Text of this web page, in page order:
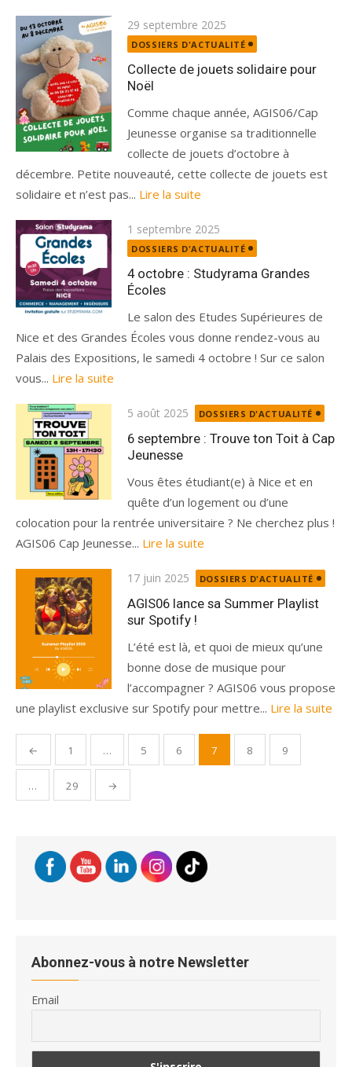
Publié
le
29 septembre 2025
DOSSIERS D'ACTUALITÉ
Collecte de jouets solidaire pour
Noël
Comme chaque année, AGIS06/Cap
Jeunesse organise sa traditionnelle
collecte de jouets d’octobre à
décembre. Petite nouveauté, cette collecte de jouets est
solidaire et n’est pas... Lire la suite
Publié
le
1 septembre 2025
DOSSIERS D'ACTUALITÉ
4 octobre : Studyrama Grandes
Écoles
Le salon des Etudes Supérieures de
Nice et des Grandes Écoles vous donne rendez-vous au
Palais des Expositions, le samedi 4 octobre ! Sur ce salon
vous... Lire la suite
Publié
le
5 août 2025 DOSSIERS D'ACTUALITÉ
6 septembre : Trouve ton Toit à Cap
Jeunesse
Vous êtes étudiant(e) à Nice et en
quête d’un logement ou d’une
colocation pour la rentrée universitaire ? Ne cherchez plus !
AGIS06 Cap Jeunesse... Lire la suite
Publié
le
17 juin 2025 DOSSIERS D'ACTUALITÉ
AGIS06 lance sa Summer Playlist
sur Spotify !
L’été est là, et quoi de mieux qu’une
bonne dose de musique pour
l’accompagner ? AGIS06 vous propose
une playlist exclusive sur Spotify pour mettre... Lire la suite
Pagination
des
publications
← 1 … 5 6 7 8 9
… 29 →
Abonnez-vous à notre Newsletter
Email